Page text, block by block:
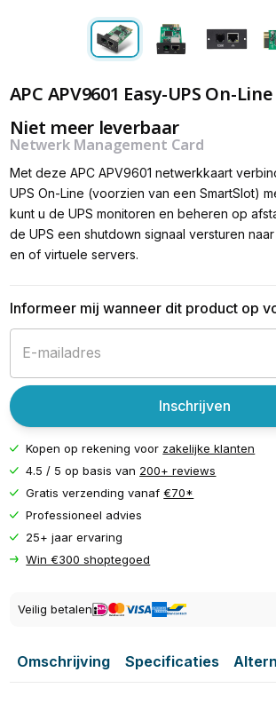
APC APV9601 Easy-UPS On-Line
Niet meer leverbaar
Netwerk Management Card
Met deze APC APV9601 netwerkkaart
UPS On-Line (voorzien van een SmartSlot)
kunt u de UPS monitoren en beheren op
de UPS een shutdown signaal versturen
en of virtuele servers.
Informeer mij wanneer dit product op
Inschrijven
Kopen op rekening voor zakelijke klanten
4.5 / 5 op basis van 200+ reviews
Gratis verzending vanaf€70*
Professioneel advies
25+ jaar ervaring
Win €300 shoptegoed
Veilig betalen
Omschrijving Specificaties